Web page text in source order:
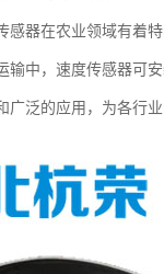
感器在农业领域有着
输中，速度传感器可
广泛的应用，为各行